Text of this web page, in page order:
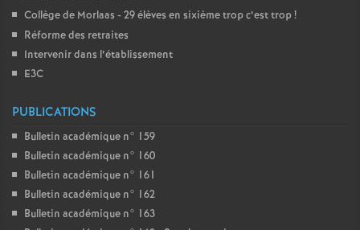
Collège de Morlaas - 29 élèves en sixième trop c’est trop!
Réforme des retraites
Intervenir dans l’établissement
E3C
PUBLICATIONS
Bulletin académique n° 159
Bulletin académique n° 160
Bulletin académique n° 161
Bulletin académique n° 162
Bulletin académique n° 163